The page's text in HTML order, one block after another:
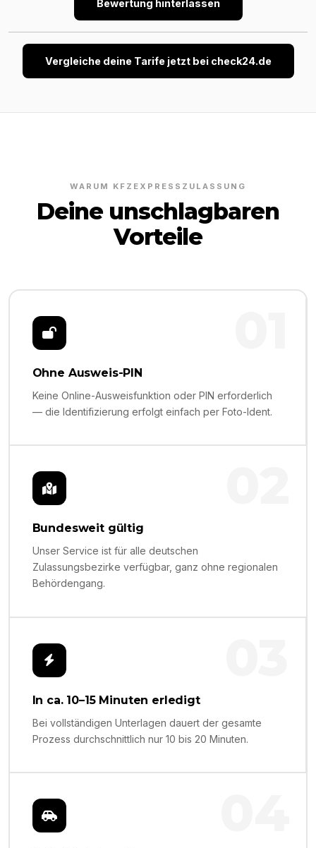
Bewertung hinterlassen
Vergleiche deine Tarife jetzt bei check24.de
WARUM KFZEXPRESSZULASSUNG
Deine unschlagbaren
Vorteile
Ohne Ausweis-PIN
Keine Online-Ausweisfunktion oder PIN erforderlich
— die Identifizierung erfolgt einfach per Foto-Ident.
Bundesweit gültig
Unser Service ist für alle deutschen
Zulassungsbezirke verfügbar, ganz ohne regionalen
Behördengang.
In ca. 10–15 Minuten erledigt
Bei vollständigen Unterlagen dauert der gesamte
Prozess durchschnittlich nur 10 bis 20 Minuten.